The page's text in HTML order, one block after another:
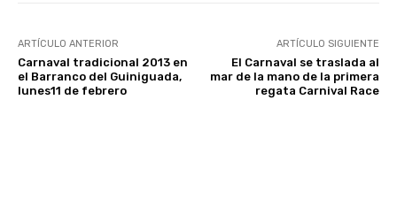
ARTÍCULO ANTERIOR
Carnaval tradicional 2013 en
el Barranco del Guiniguada,
lunes11 de febrero
ARTÍCULO SIGUIENTE
El Carnaval se traslada al
mar de la mano de la primera
regata Carnival Race